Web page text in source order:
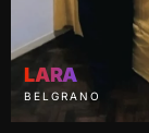
LARA
BELGRANO